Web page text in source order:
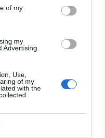
of my
my
Advertising.
Use,
of my
with the
ο Δρ. Γεώργιος Β.